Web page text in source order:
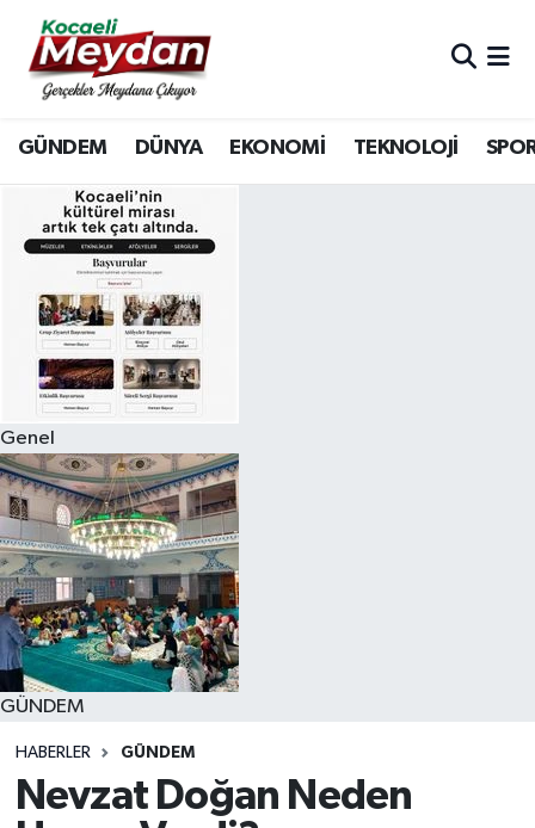
GÜNDEM DÜNYA EKONOMİ TEKNOLOJİ
Genel
GÜNDEM
HABERLER GÜNDEM
Nevzat Doğan Neden
Nöbetçi Eczaneler
Hava Durumu
Trafik Durumu
Süper Lig Puan Durumu ve Fikstür
Tüm Manşetler
Son Dakika Haberleri
Haber Arşivi